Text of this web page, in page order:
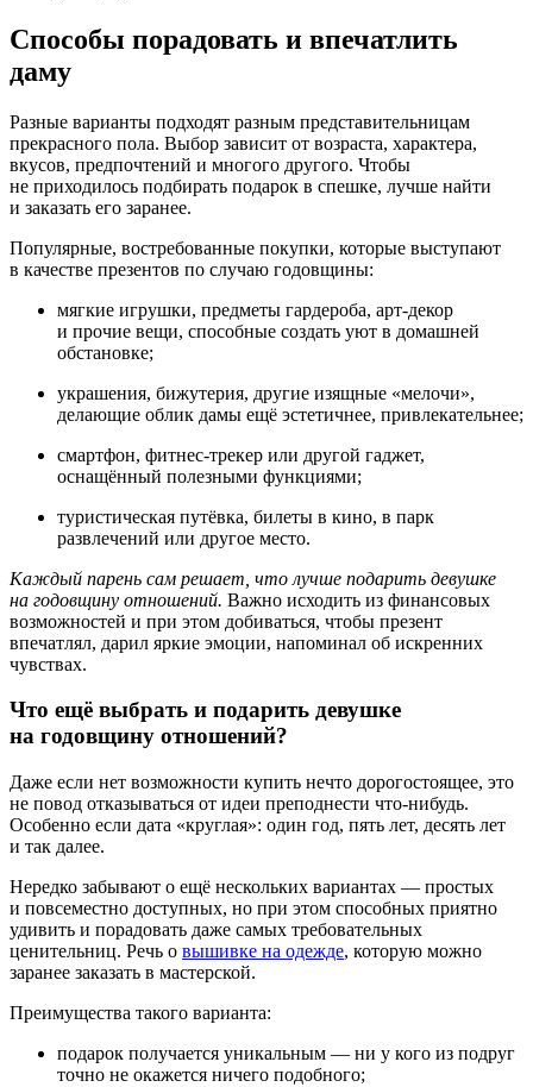
Способы порадовать и впечатлить
даму
Разные варианты подходят разным представительницам
прекрасного пола. Выбор зависит от возраста, характера,
вкусов, предпочтений и многого другого. Чтобы
не приходилось подбирать подарок в спешке, лучше найти
и заказать его заранее.
Популярные, востребованные покупки, которые выступают
в качестве презентов по случаю годовщины:
мягкие игрушки, предметы гардероба, арт-декор
и прочие вещи, способные создать уют в домашней
обстановке;
украшения, бижутерия, другие изящные «мелочи»,
делающие облик дамы ещё эстетичнее, привлекательнее;
смартфон, фитнес-трекер или другой гаджет,
оснащённый полезными функциями;
туристическая путёвка, билеты в кино, в парк
развлечений или другое место.
Каждый парень сам решает, что лучше подарить девушке
на годовщину отношений. Важно исходить из финансовых
возможностей и при этом добиваться, чтобы презент
впечатлял, дарил яркие эмоции, напоминал об искренних
чувствах.
Что ещё выбрать и подарить девушке
на годовщину отношений?
Даже если нет возможности купить нечто дорогостоящее, это
не повод отказываться от идеи преподнести что-нибудь.
Особенно если дата «круглая»: один год, пять лет, десять лет
и так далее.
Нередко забывают о ещё нескольких вариантах — простых
и повсеместно доступных, но при этом способных приятно
удивить и порадовать даже самых требовательных
ценительниц. Речь о вышивке на одежде, которую можно
заранее заказать в мастерской.
Преимущества такого варианта:
подарок получается уникальным — ни у кого из подруг
точно не окажется ничего подобного;